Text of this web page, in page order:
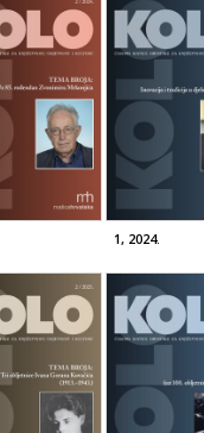
1, 2024.